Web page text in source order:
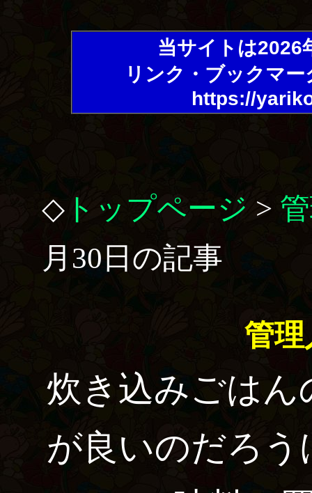
当サイトは2026
リンク・ブックマ
https://
◇ トップページ >
月30日の記事
管理
炊き込みごは
が良いのだろ